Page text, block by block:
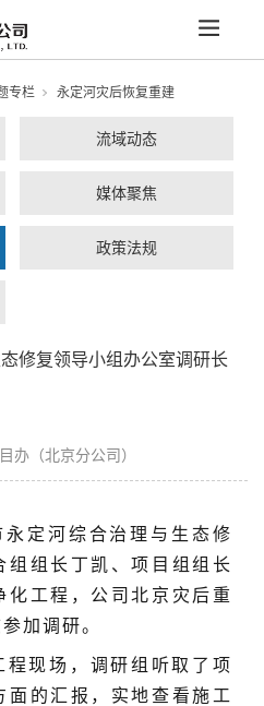
专栏 永定河灾后恢复重建
流域动态
媒体聚焦
政策法规
修复领导小组办公室调研长
办（北京分公司）
定河综合治理与生态修
组组长丁凯、项目组组长
化工程，公司北京灾后重
加调研。
程现场，调研组听取了项
面的汇报，实地查看施工